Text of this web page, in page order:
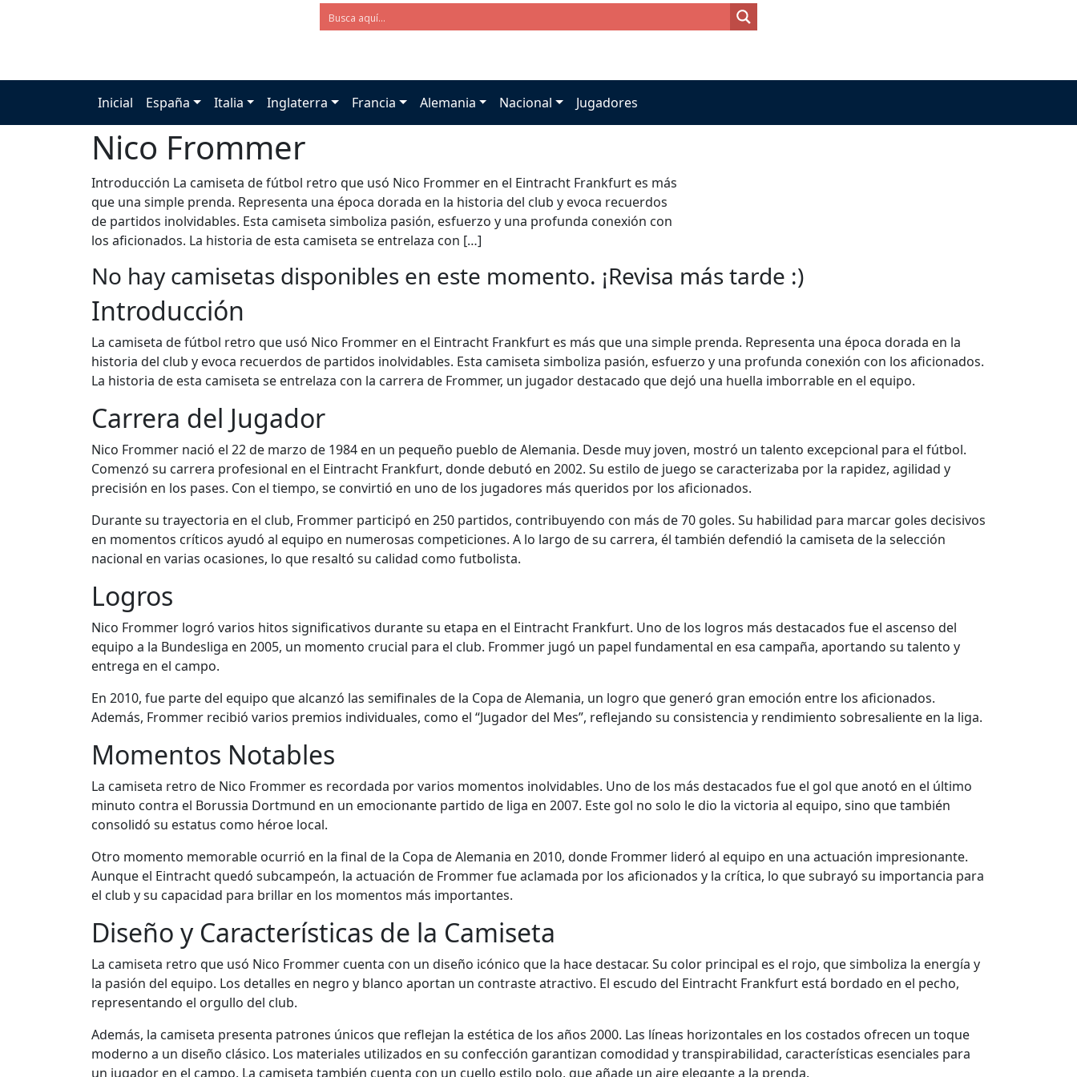
Inicial España Italia Inglaterra Francia Alemania Nacional Jugadores
Nico Frommer
Introducción La camiseta de fútbol retro que usó Nico Frommer en el Eintracht Frankfurt es más
que una simple prenda. Representa una época dorada en la historia del club y evoca recuerdos
de partidos inolvidables. Esta camiseta simboliza pasión, esfuerzo y una profunda conexión con
los aficionados. La historia de esta camiseta se entrelaza con […]
No hay camisetas disponibles en este momento. ¡Revisa más tarde :)
Introducción
La camiseta de fútbol retro que usó Nico Frommer en el Eintracht Frankfurt es más que una simple prenda. Representa una época dorada en la
historia del club y evoca recuerdos de partidos inolvidables. Esta camiseta simboliza pasión, esfuerzo y una profunda conexión con los aficionados.
La historia de esta camiseta se entrelaza con la carrera de Frommer, un jugador destacado que dejó una huella imborrable en el equipo.
Carrera del Jugador
Nico Frommer nació el 22 de marzo de 1984 en un pequeño pueblo de Alemania. Desde muy joven, mostró un talento excepcional para el fútbol.
Comenzó su carrera profesional en el Eintracht Frankfurt, donde debutó en 2002. Su estilo de juego se caracterizaba por la rapidez, agilidad y
precisión en los pases. Con el tiempo, se convirtió en uno de los jugadores más queridos por los aficionados.
Durante su trayectoria en el club, Frommer participó en 250 partidos, contribuyendo con más de 70 goles. Su habilidad para marcar goles decisivos
en momentos críticos ayudó al equipo en numerosas competiciones. A lo largo de su carrera, él también defendió la camiseta de la selección
nacional en varias ocasiones, lo que resaltó su calidad como futbolista.
Logros
Nico Frommer logró varios hitos significativos durante su etapa en el Eintracht Frankfurt. Uno de los logros más destacados fue el ascenso del
equipo a la Bundesliga en 2005, un momento crucial para el club. Frommer jugó un papel fundamental en esa campaña, aportando su talento y
entrega en el campo.
En 2010, fue parte del equipo que alcanzó las semifinales de la Copa de Alemania, un logro que generó gran emoción entre los aficionados.
Además, Frommer recibió varios premios individuales, como el “Jugador del Mes”, reflejando su consistencia y rendimiento sobresaliente en la liga.
Momentos Notables
La camiseta retro de Nico Frommer es recordada por varios momentos inolvidables. Uno de los más destacados fue el gol que anotó en el último
minuto contra el Borussia Dortmund en un emocionante partido de liga en 2007. Este gol no solo le dio la victoria al equipo, sino que también
consolidó su estatus como héroe local.
Otro momento memorable ocurrió en la final de la Copa de Alemania en 2010, donde Frommer lideró al equipo en una actuación impresionante.
Aunque el Eintracht quedó subcampeón, la actuación de Frommer fue aclamada por los aficionados y la crítica, lo que subrayó su importancia para
el club y su capacidad para brillar en los momentos más importantes.
Diseño y Características de la Camiseta
La camiseta retro que usó Nico Frommer cuenta con un diseño icónico que la hace destacar. Su color principal es el rojo, que simboliza la energía y
la pasión del equipo. Los detalles en negro y blanco aportan un contraste atractivo. El escudo del Eintracht Frankfurt está bordado en el pecho,
representando el orgullo del club.
Además, la camiseta presenta patrones únicos que reflejan la estética de los años 2000. Las líneas horizontales en los costados ofrecen un toque
moderno a un diseño clásico. Los materiales utilizados en su confección garantizan comodidad y transpirabilidad, características esenciales para
un jugador en el campo. La camiseta también cuenta con un cuello estilo polo, que añade un aire elegante a la prenda.